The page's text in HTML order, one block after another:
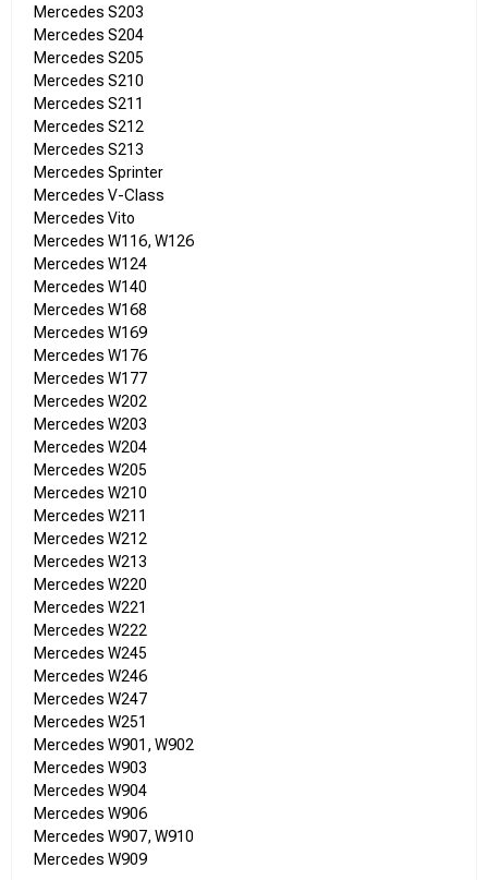
Mercedes S203
Mercedes S204
Mercedes S205
Mercedes S210
Mercedes S211
Mercedes S212
Mercedes S213
Mercedes Sprinter
Mercedes V-Class
Mercedes Vito
Mercedes W116, W126
Mercedes W124
Mercedes W140
Mercedes W168
Mercedes W169
Mercedes W176
Mercedes W177
Mercedes W202
Mercedes W203
Mercedes W204
Mercedes W205
Mercedes W210
Mercedes W211
Mercedes W212
Mercedes W213
Mercedes W220
Mercedes W221
Mercedes W222
Mercedes W245
Mercedes W246
Mercedes W247
Mercedes W251
Mercedes W901, W902
Mercedes W903
Mercedes W904
Mercedes W906
Mercedes W907, W910
Mercedes W909